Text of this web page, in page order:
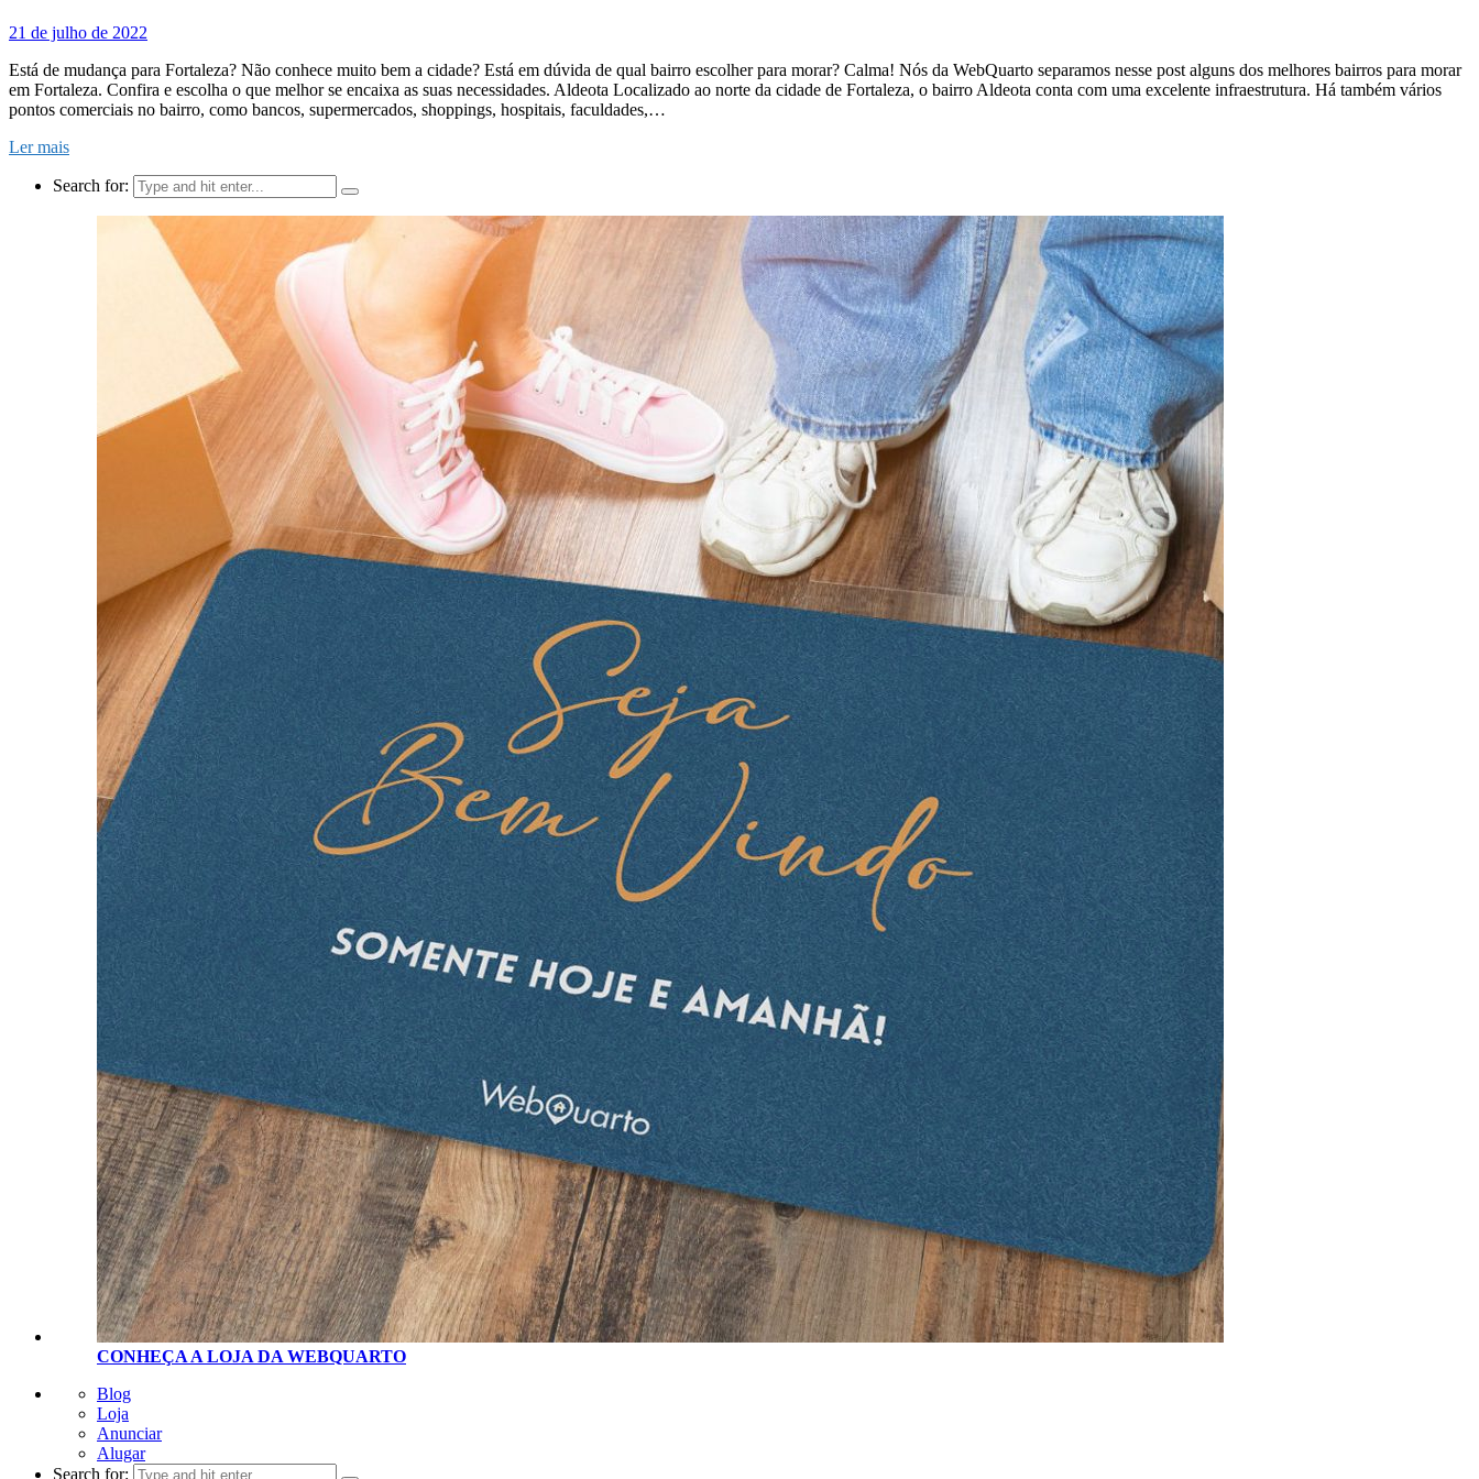
21 de julho de 2022
Está de mudança para Fortaleza? Não conhece muito bem a cidade? Está em dúvida de qual bairro escolher para morar? Calma! Nós da WebQuarto separamos nesse post alguns dos melhores bairros para morar
em Fortaleza. Confira e escolha o que melhor se encaixa as suas necessidades. Aldeota Localizado ao norte da cidade de Fortaleza, o bairro Aldeota conta com uma excelente infraestrutura. Há também vários
pontos comerciais no bairro, como bancos, supermercados, shoppings, hospitais, faculdades,…
Ler mais
Search for:
CONHEÇA A LOJA DA WEBQUARTO
Blog
Loja
Anunciar
Alugar
Search for: